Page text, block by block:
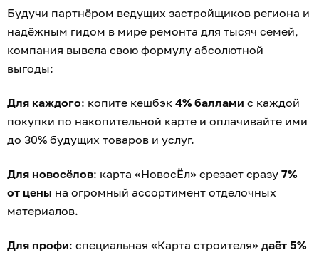
Будучи партнёром ведущих застройщиков региона и
надёжным гидом в мире ремонта для тысяч семей,
компания вывела свою формулу абсолютной
выгоды:
Для каждого: копите кешбэк 4% баллами с каждой
покупки по накопительной карте и оплачивайте ими
до 30% будущих товаров и услуг.
Для новосёлов: карта «НовосЁл» срезает сразу 7%
от цены на огромный ассортимент отделочных
материалов.
Для профи: специальная «Карта строителя» даёт 5%